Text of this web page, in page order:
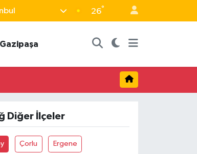
26°
Gazipaşa
Diğer İlçeler
Çorlu Ergene